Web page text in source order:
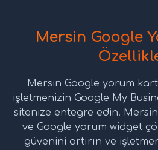
Mersin Google
Mersin Google yorum
işletmenizin Google My
sitenize entegre edin.
ve Google yorum widget
güvenini artırın ve